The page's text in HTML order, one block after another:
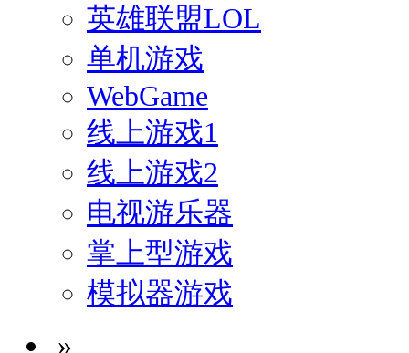
英雄联盟LOL
单机游戏
WebGame
线上游戏1
线上游戏2
电视游乐器
掌上型游戏
模拟器游戏
»